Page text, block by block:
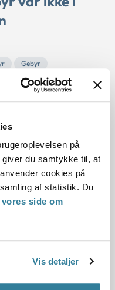
på
du samtykke til, at
cookies på
af statistik. Du
vores side om
Vis detaljer
Gebyr
fritage en virksomhed
at der ikke var
afgørelse var i strid
for
for